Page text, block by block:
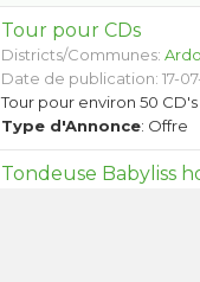
Tour pour CDs
Districts/Communes:
Date de publication: 17-
Tour pour environ 50
Type d'Annonce: Offre
Tondeuse Babyliss